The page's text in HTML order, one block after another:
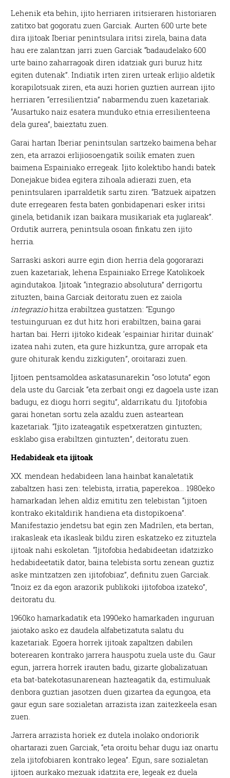
Lehenik eta behin, ijito herriaren iritsieraren historiaren
zatitxo bat gogoratu zuen Garciak. Aurten 600 urte bete
dira ijitoak Iberiar penintsulara iritsi zirela, baina data
hau ere zalantzan jarri zuen Garciak “badaudelako 600
urte baino zaharragoak diren idatziak guri buruz hitz
egiten dutenak”. Indiatik irten ziren urteak erlijio aldetik
korapilotsuak ziren, eta auzi horien guztien aurrean ijito
herriaren “erresilientzia” nabarmendu zuen kazetariak.
“Ausartuko naiz esatera munduko etnia erresilienteena
dela gurea”, baieztatu zuen.
Garai hartan Iberiar penintsulan sartzeko baimena behar
zen, eta arrazoi erlijiosoengatik soilik ematen zuen
baimena Espainiako erregeak. Ijito kolektibo handi batek
Donejakue bidea egitera zihoala adierazi zuen, eta
penintsularen iparraldetik sartu ziren. “Batzuek aipatzen
dute erregearen festa baten gonbidapenari esker iritsi
ginela, betidanik izan baikara musikariak eta juglareak”.
Ordutik aurrera, penintsula osoan finkatu zen ijito
herria.
Sarraski askori aurre egin dion herria dela gogorarazi
zuen kazetariak, lehena Espainiako Errege Katolikoek
agindutakoa. Ijitoak “integrazio absolutura” derrigortu
zituzten, baina Garciak deitoratu zuen ez zaiola
integraziohitza erabiltzea gustatzen: “Egungo
testuinguruan ez dut hitz hori erabiltzen, baina garai
hartan bai. Herri ijitoko kideak ‘espainiar hiritar duinak’
izatea nahi zuten, eta gure hizkuntza, gure arropak eta
gure ohiturak kendu zizkiguten”, oroitarazi zuen.
Ijitoen pentsamoldea askatasunarekin “oso lotuta” egon
dela uste du Garciak “eta zerbait ongi ez dagoela uste izan
badugu, ez diogu horri segitu”, aldarrikatu du. Ijitofobia
garai honetan sortu zela azaldu zuen asteartean
kazetariak. “Ijito izateagatik espetxeratzen gintuzten;
esklabo gisa erabiltzen gintuzten”, deitoratu zuen.
Hedabideak eta ijitoak
XX. mendean hedabideen lana hainbat kanaletatik
zabaltzen hasi zen: telebista, irratia, paperekoa… 1980eko
hamarkadan lehen aldiz emititu zen telebistan “ijitoen
kontrako ekitaldirik handiena eta distopikoena”.
Manifestazio jendetsu bat egin zen Madrilen, eta bertan,
irakasleak eta ikasleak bildu ziren eskatzeko ez zituztela
ijitoak nahi eskoletan. “Ijitofobia hedabideetan idatzizko
hedabideetatik dator, baina telebista sortu zenean guztiz
aske mintzatzen zen ijitofobiaz”, definitu zuen Garciak.
“Inoiz ez da egon arazorik publikoki ijitofoboa izateko”,
deitoratu du.
1960ko hamarkadatik eta 1990eko hamarkaden inguruan
jaiotako asko ez daudela alfabetizatuta salatu du
kazetariak. Egoera horrek ijitoak zapaltzen dabilen
boterearen kontrako jarrera hauspotu zuela uste du. Gaur
egun, jarrera horrek irauten badu, gizarte globalizatuan
eta bat-batekotasunarenean hazteagatik da, estimuluak
denbora guztian jasotzen duen gizartea da egungoa, eta
gaur egun sare sozialetan arrazista izan zaitezkeela esan
zuen.
Jarrera arrazista horiek ez dutela inolako ondoriorik
ohartarazi zuen Garciak, “eta oroitu behar dugu iaz onartu
zela ijitofobiaren kontrako legea”. Egun, sare sozialetan
ijitoen aurkako mezuak idatzita ere, legeak ez duela